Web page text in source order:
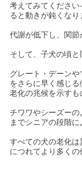
考えてみてくださ
ると動きが鈍くなり
代謝が低下し、関節
そして、子犬の頃と
グレート・デーン
をさらに早く感じ
老化の兆候を示すも
チワワやシーズー
までシニアの段階に
すべての犬の老化
につれてより多くの